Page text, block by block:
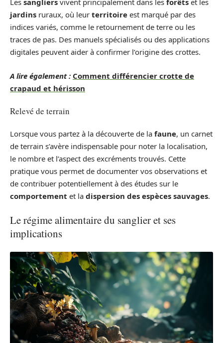
Les sangliers vivent principalement dans les forêts et les
jardins ruraux, où leur territoire est marqué par des
indices variés, comme le retournement de terre ou les
traces de pas. Des manuels spécialisés ou des applications
digitales peuvent aider à confirmer l’origine des crottes.
A lire également : Comment différencier crotte de
crapaud et hérisson
Relevé de terrain
Lorsque vous partez à la découverte de la faune, un carnet
de terrain s’avère indispensable pour noter la localisation,
le nombre et l’aspect des excréments trouvés. Cette
pratique vous permet de documenter vos observations et
de contribuer potentiellement à des études sur le
comportement et la dispersion des espèces sauvages.
Le régime alimentaire du sanglier et ses
implications